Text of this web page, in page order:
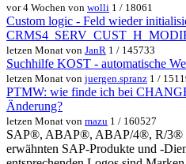
vor 4 Wochen von wolli 1 / 18061
Custom logic - Feld wieder
letzen Monat von JanR 1 / 145733
Suchhilfe KOST - automatische
letzen Monat von juergen.spranz 1 /
PTMW: wie finde ich bei
Änderung?
letzen Monat von mazu 1 / 160527
SAP®, ABAP®, ABAP/4®, R/3®
erwähnten SAP-Produkte und -